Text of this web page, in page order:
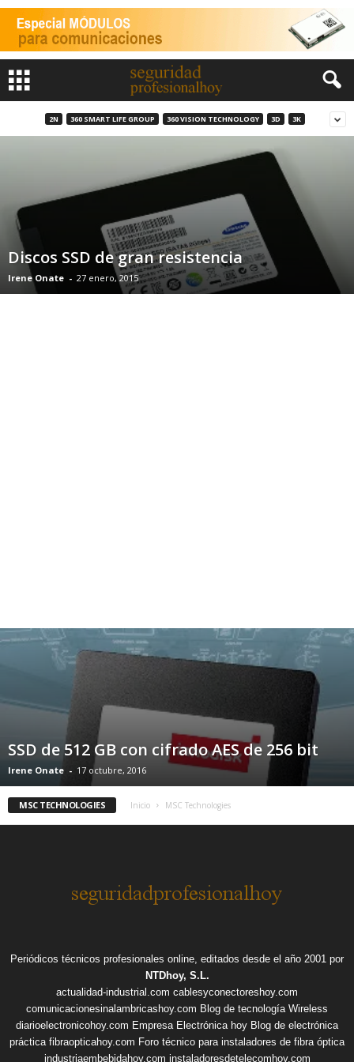
2N 360 SMART LIFE GROUP 360 VISION TECHNOLOGY 3D 3K
Discos SSD de gran resistencia
Irene Onate - 27 enero, 2015
SSD de 512 GB con cifrado AES de 256 bit
Irene Onate - 17 octubre, 2016
MSC TECHNOLOGIES Inicio MSC Technologies
Periódicos técnicos profesionales online, editados desde el año 2001 por
NTDhoy, S.L.
actualidad-industrial.com cablesyconectoreshoy.com
comunicacionesinalambricashoy.com Blog de tecnología Wireless
diarioelectronicohoy.com Empresa Electrónica hoy Blog de electrónica
práctica fibraopticahoy.com Foro técnico para instaladores de fibra óptica
industriaembebidahoy.com instaladoresdetelecomhoy.com